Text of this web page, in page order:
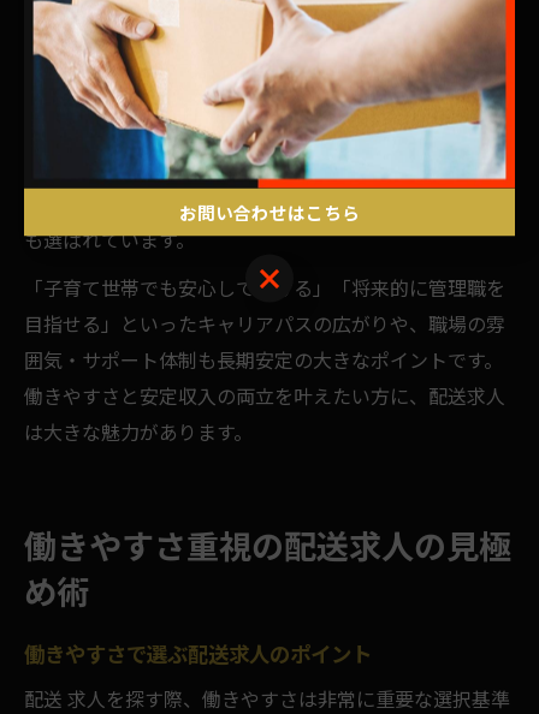
に左右されにくい点にあります。特に自動車を活かした
配送業務は、日常生活に不可欠な商品やサービスを支え
る役割があり、継続的な需要が見込まれます。
さらに、埼玉県上尾市の求人では、正社員登用や社会保
険完備、退職金制度など、将来を見据えた福利厚生が充
実している職場も多く、家族を持つ方や安定志向の方に
も選ばれています。
「子育て世帯でも安心して働ける」「将来的に管理職を
目指せる」といったキャリアパスの広がりや、職場の雰
囲気・サポート体制も長期安定の大きなポイントです。
働きやすさと安定収入の両立を叶えたい方に、配送求人
は大きな魅力があります。
働きやすさ重視の配送求人の見極
め術
働きやすさで選ぶ配送求人のポイント
配送 求人を探す際、働きやすさは非常に重要な選択基準
お問い合わせはこちら
お問い合わせはこちら